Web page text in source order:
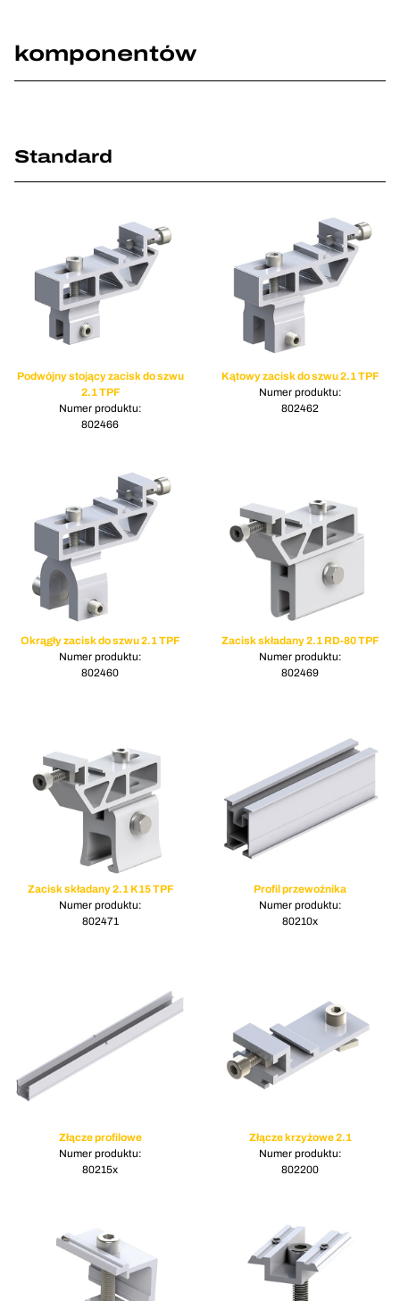
komponentów
Standard
Podwójny stojący zacisk do szwu
2.1 TPF
Numer produktu:
802466
Kątowy zacisk do szwu 2.1 TPF
Numer produktu:
802462
Okrągły zacisk do szwu 2.1 TPF
Numer produktu:
802460
Zacisk składany 2.1 RD-80 TPF
Numer produktu:
802469
Zacisk składany 2.1 K15 TPF
Numer produktu:
802471
Profil przewoźnika
Numer produktu:
80210x
Złącze profilowe
Numer produktu:
80215x
Złącze krzyżowe 2.1
Numer produktu:
802200